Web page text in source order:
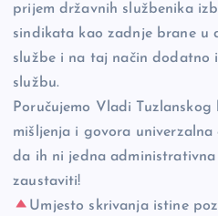
prijem državnih službenika
sindikata kao zadnje brane u
službe i na taj način dodatno
službu.
Poručujemo Vladi
mišljenja i govora
da ih ni jedna administrativna
zaustaviti!
Umjesto skrivanja istine